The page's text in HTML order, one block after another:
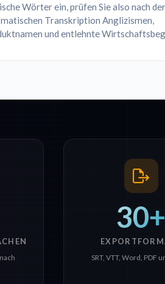
Wörter ein, prüfen Sie also nach der
Transkription Anglizismen,
und entlehnte
30+
SRT, VTT, Word, PDF